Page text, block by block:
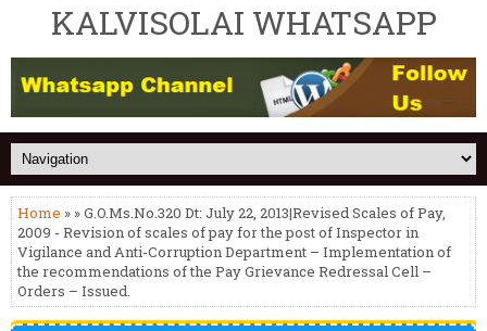
KALVISOLAI WHATSAPP
Home » » G.O.Ms.No.320 Dt: July 22, 2013|Revised Scales of Pay,
2009 - Revision of scales of pay for the post of Inspector in
Vigilance and Anti-Corruption Department – Implementation of
the recommendations of the Pay Grievance Redressal Cell –
Orders – Issued.